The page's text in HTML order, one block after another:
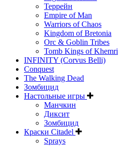
Террейн
Empire of Man
Warriors of Chaos
Kingdom of Bretonia
Orc & Goblin Tribes
Tomb Kings of Khemri
INFINITY (Corvus Belli)
Conquest
The Walking Dead
Зомбицид
Настольные игры
Манчкин
Диксит
Зомбицид
Краски Citadel
Sprays